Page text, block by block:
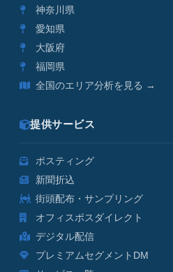
神奈川県
愛知県
大阪府
福岡県
全国のエリア分析を見る →
提供サービス
ポスティング
新聞折込
街頭配布・サンプリング
オフィスポスダイレクト
デジタル配信
プレミアムセグメントDM